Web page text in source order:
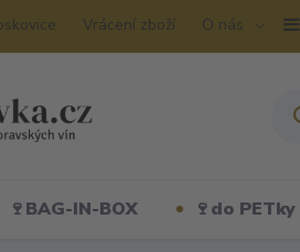
Vrácení zboží O nás
🍷BAG-IN-BOX 🍷do PETky